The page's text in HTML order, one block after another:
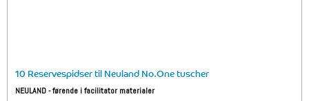
10 Reservespidser til Neuland No.One tuscher
NEULAND - førende i facilitator materialer